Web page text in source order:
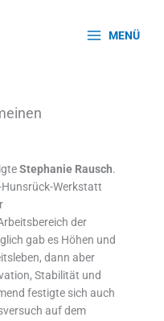
MENÜ
Stephanie Rausch.
Werkstatt
der
gab es Höhen und
dann aber
Stabilität und
festigte sich auch
auf dem